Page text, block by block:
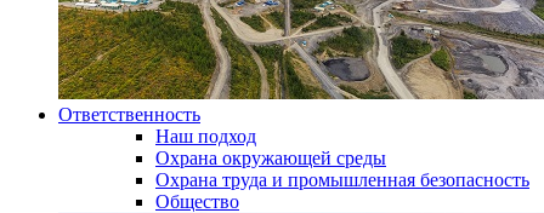
Ответственность
Наш подход
Охрана окружающей среды
Охрана труда и промышленная безопасность
Общество